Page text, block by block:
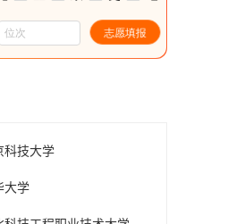
科技大学
大学